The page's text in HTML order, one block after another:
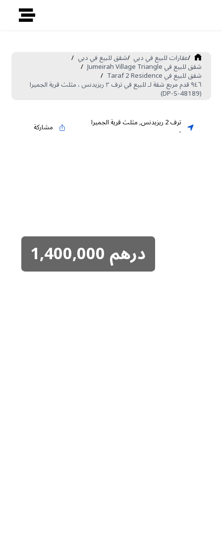
/عقارات للبيع في دبي /شقق للبيع في دبي /
شقق للبيع في Jumeirah Village Triangle /
شقق للبيع في Taraf 2 Residence /
٩٤٦ قدم مربع شقة لـ للبيع في ترف ٢ ريزيدنس ، مثلث قرية الجميرا
(DP-S-48189)
ترف 2 ريزيدنس ,مثلث قرية الجميرا
- مشاركة
درهم1,400,000